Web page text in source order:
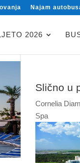
Najam
2026
Slično u
Cornelia
Spa